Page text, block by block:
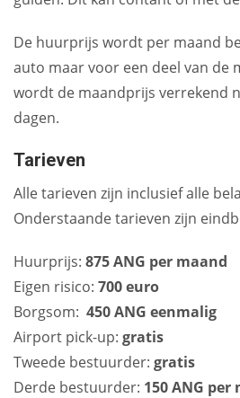
De huurprijs wordt per maand
auto maar voor een deel van de
wordt de maandprijs verrekend
dagen.
Tarieven
Alle tarieven zijn inclusief alle
Onderstaande tarieven zijn
Huurprijs: 875 ANG per maand
Eigen risico: 700 euro
Borgsom: 450 ANG eenmalig
Airport pick-up: gratis
Tweede bestuurder: gratis
Derde bestuurder: 150 ANG per